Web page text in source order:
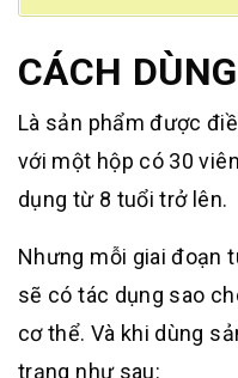
CÁCH
Là sản phẩm được
với một hộp có 30
dụng từ 8 tuổi trở lên.
Nhưng mỗi giai đoạn
sẽ có tác dụng sao
cơ thể. Và khi dùng
trạng như sau: